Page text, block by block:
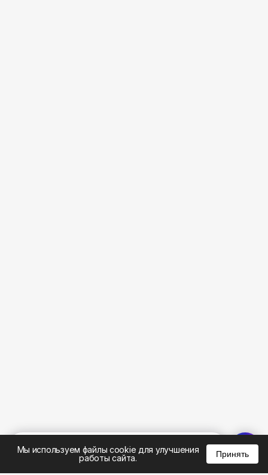
Мы используем файлы cookie для улучшения
работы сайта.
Принять